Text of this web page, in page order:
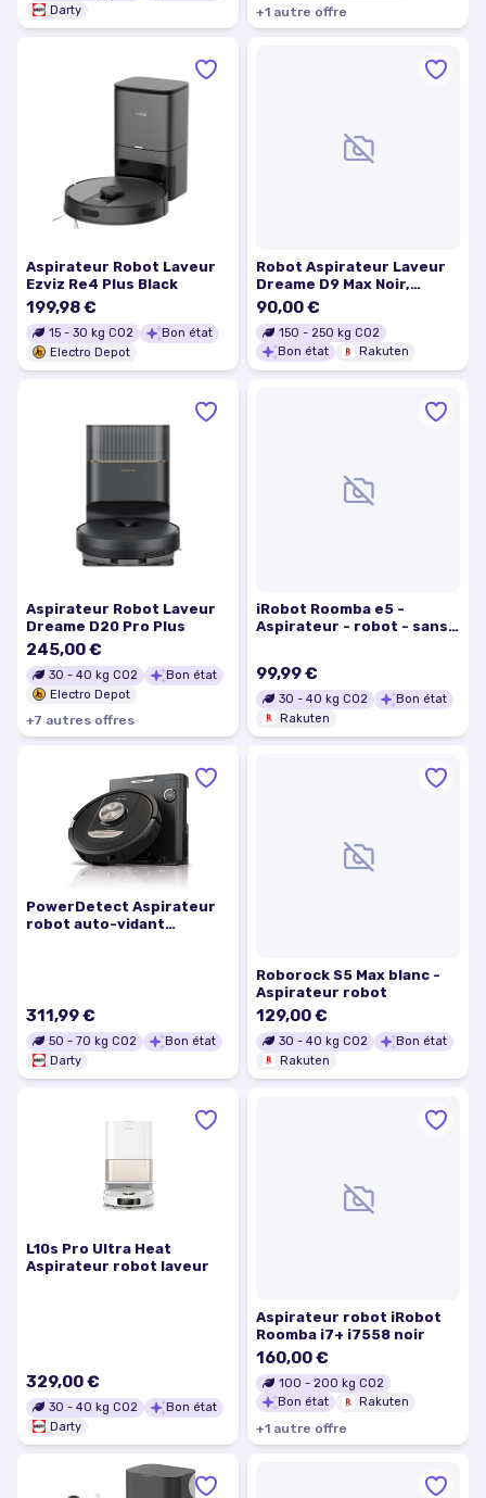
Darty
+1 autre offre
Aspirateur Robot Laveur
Ezviz Re4 Plus Black
199,98 €
15 - 30 kg CO2
Bon état
Electro Depot
Robot Aspirateur Laveur
Dreame D9 Max Noir,
Navigation Intelligente,
Cartographie Laser, Sols
durs et Tapis
90,00 €
150 - 250 kg CO2
Bon état
Rakuten
Aspirateur Robot Laveur
Dreame D20 Pro Plus
245,00 €
30 - 40 kg CO2
Bon état
Electro Depot
+7 autres offres
iRobot Roomba e5 -
Aspirateur - robot - sans
99,99 €
30 - 40 kg CO2
Bon état
Rakuten
PowerDetect Aspirateur
robot auto-vidant
311,99 €
50 - 70 kg CO2
Bon état
Darty
Roborock S5 Max blanc -
Aspirateur robot
129,00 €
30 - 40 kg CO2
Bon état
Rakuten
L10s Pro Ultra Heat
Aspirateur robot laveur
329,00 €
30 - 40 kg CO2
Bon état
Darty
Aspirateur robot iRobot
Roomba i7+ i7558 noir
160,00 €
100 - 200 kg CO2
Bon état
Rakuten
+1 autre offre